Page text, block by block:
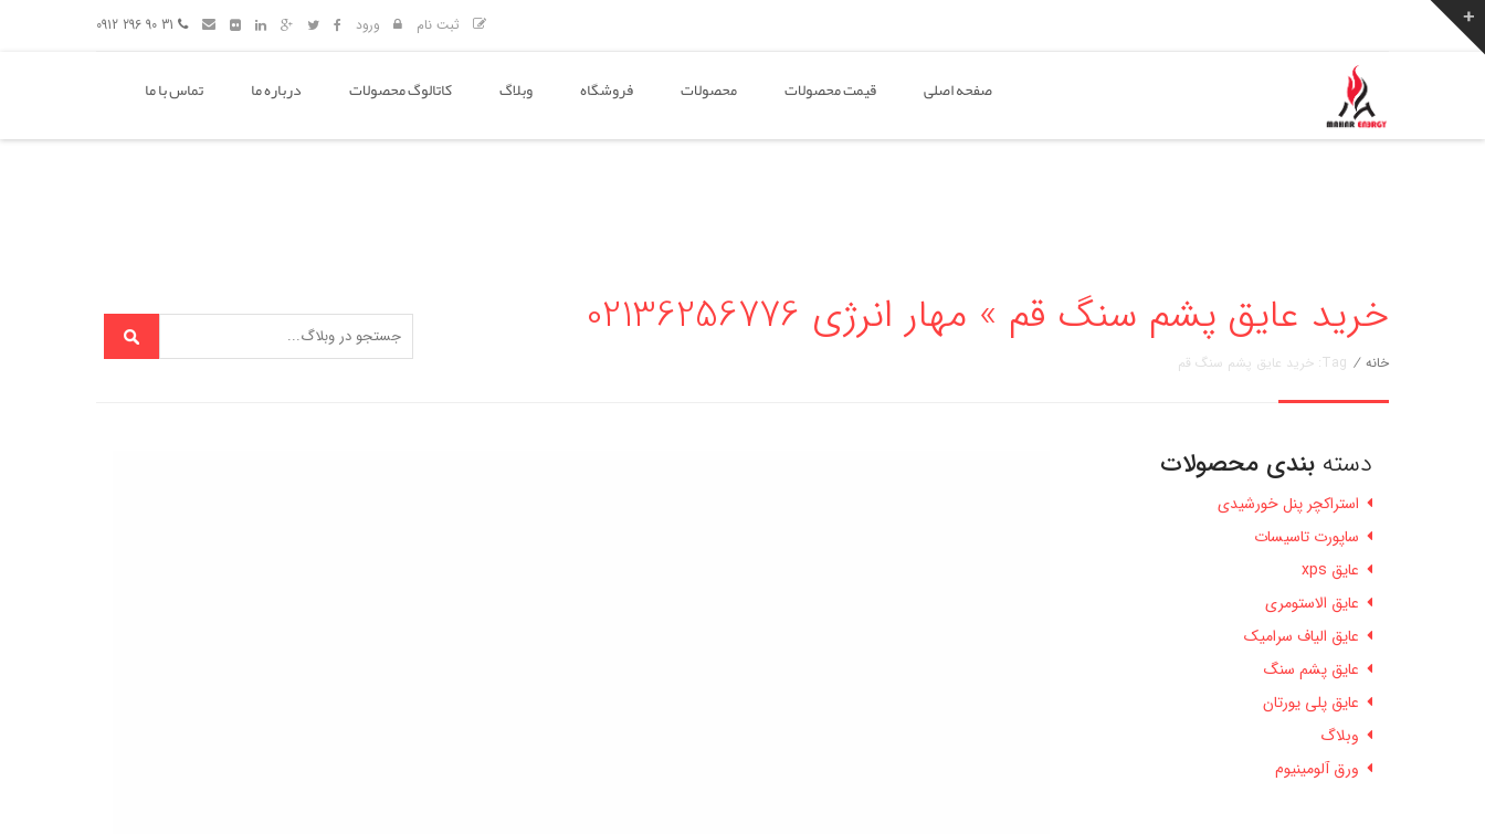
ثبت نام ورود
صفحه اصلی قیمت محصولات محصولات فروشگاه وبلاگ کاتالوگ محصولات درباره ما تماس با ما
خرید عایق پشم سنگ قم » مهار انرژی 02136256776
خانه / Tag: خرید عایق پشم سنگ قم
دسته بندی محصولات
استراکچر پنل خورشیدی
ساپورت تاسیسات
عایق xps
عایق الاستومری
عایق الیاف سرامیک
عایق پشم سنگ
عایق پلی یورتان
وبلاگ
ورق آلومینیوم